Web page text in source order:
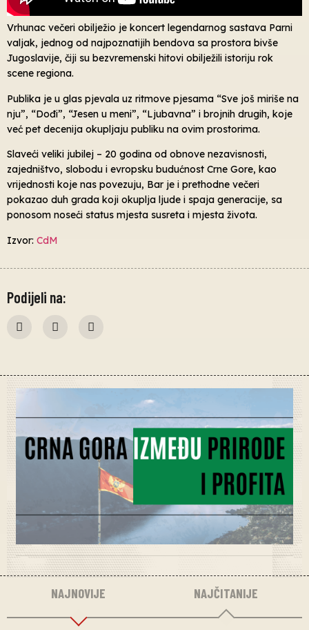
Vrhunac večeri obilježio je koncert legendarnog sastava Parni
valjak, jednog od najpoznatijih bendova sa prostora bivše
Jugoslavije, čiji su bezvremenski hitovi obilježili istoriju rok
scene regiona.
Publika je u glas pjevala uz ritmove pjesama “Sve još miriše na
nju”, “Dođi”, “Jesen u meni”, “Ljubavna” i brojnih drugih, koje
već pet decenija okupljaju publiku na ovim prostorima.
Slaveći veliki jubilej – 20 godina od obnove nezavisnosti,
zajedništvo, slobodu i evropsku budućnost Crne Gore, kao
vrijednosti koje nas povezuju, Bar je i prethodne večeri
pokazao duh grada koji okuplja ljude i spaja generacije, sa
ponosom noseći status mjesta susreta i mjesta života.
Izvor: CdM
Podijeli na:
NAJNOVIJE NAJČITANIJE